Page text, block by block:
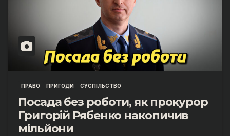
ПРАВО ПРИГОДИ СУСПІЛЬСТВО
Посада без роботи, як прокурор
Григорій Рябенко накопичив
мільйони